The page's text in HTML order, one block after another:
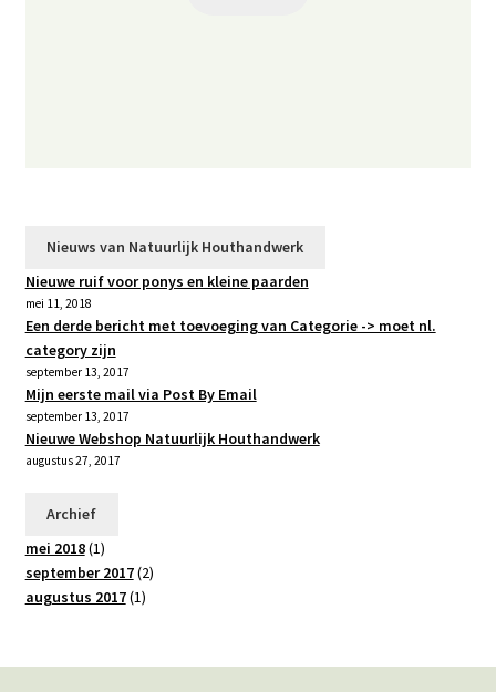
Nieuws van Natuurlijk Houthandwerk
Nieuwe ruif voor ponys en kleine paarden
mei 11, 2018
Een derde bericht met toevoeging van Categorie -> moet nl.
category zijn
september 13, 2017
Mijn eerste mail via Post By Email
september 13, 2017
Nieuwe Webshop Natuurlijk Houthandwerk
augustus 27, 2017
Archief
mei 2018(1)
september 2017(2)
augustus 2017(1)